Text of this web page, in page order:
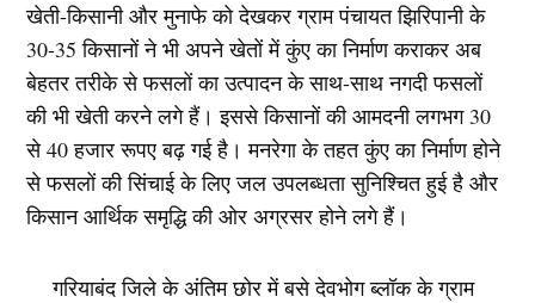
खेती-किसानी और मुनाफे को देखकर ग्राम पंचायत झिरिपानी के
30-35 किसानों ने भी अपने खेतों में कुंए का निर्माण कराकर अब
बेहतर तरीके से फसलों का उत्पादन के साथ-साथ नगदी फसलों
की भी खेती करने लगे हैं। इससे किसानों की आमदनी लगभग 30
से 40 हजार रूपए बढ़ गई है। मनरेगा के तहत कुंए का निर्माण होने
से फसलों की सिंचाई के लिए जल उपलब्धता सुनिश्चित हुई है और
किसान आर्थिक समृद्धि की ओर अग्रसर होने लगे हैं।
गरियाबंद जिले के अंतिम छोर में बसे देवभोग ब्लॉक के ग्राम